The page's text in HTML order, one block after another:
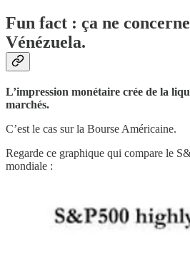
Fun fact : ça ne
Vénézuela.
L’impression monétaire crée de la
marchés.
C’est le cas sur la Bourse Américaine.
Regarde ce graphique qui compare le
mondiale :